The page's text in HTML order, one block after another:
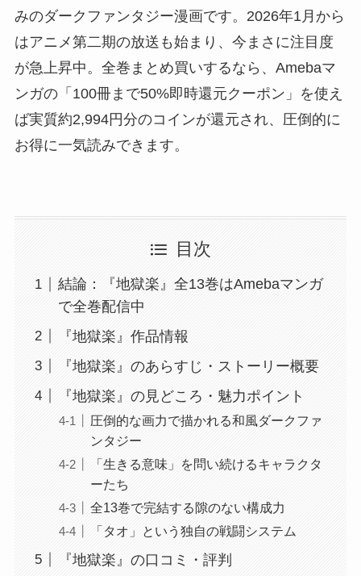
みのダークファンタジー漫画です。2026年1月から
はアニメ第二期の放送も始まり、今まさに注目度
が急上昇中。全巻まとめ買いするなら、Amebaマ
ンガの「100冊まで50%即時還元クーポン」を使え
ば実質約2,994円分のコインが還元され、圧倒的に
お得に一気読みできます。
目次
結論：『地獄楽』全13巻はAmebaマンガ
で全巻配信中
『地獄楽』作品情報
『地獄楽』のあらすじ・ストーリー概要
『地獄楽』の見どころ・魅力ポイント
圧倒的な画力で描かれる和風ダークファ
ンタジー
「生きる意味」を問い続けるキャラクタ
ーたち
全13巻で完結する隙のない構成力
「タオ」という独自の戦闘システム
『地獄楽』の口コミ・評判